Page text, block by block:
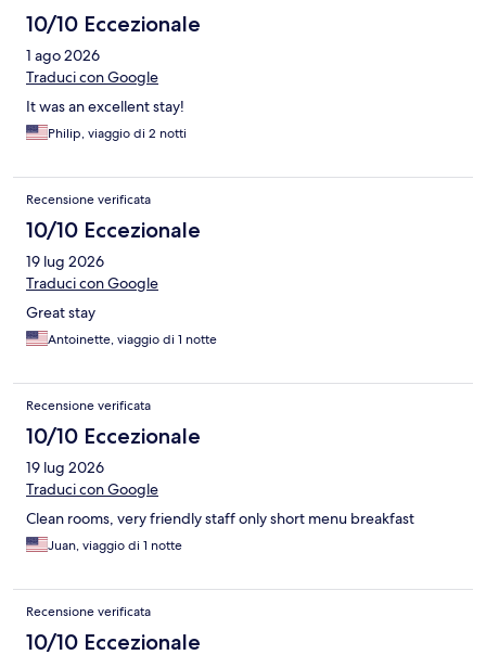
10/10 Eccezionale
1 ago 2026
Traduci con Google
It was an excellent stay!
Philip, viaggio di 2 notti
Recensione verificata
10/10 Eccezionale
19 lug 2026
Traduci con Google
Great stay
Antoinette, viaggio di 1 notte
Recensione verificata
10/10 Eccezionale
19 lug 2026
Traduci con Google
Clean rooms, very friendly staff only short menu breakfast
Juan, viaggio di 1 notte
Recensione verificata
10/10 Eccezionale